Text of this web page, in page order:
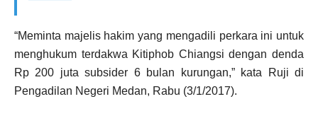
“Meminta majelis hakim yang mengadili perkara ini untuk
menghukum terdakwa Kitiphob Chiangsi dengan denda
Rp 200 juta subsider 6 bulan kurungan,” kata Ruji di
Pengadilan Negeri Medan, Rabu (3/1/2017).